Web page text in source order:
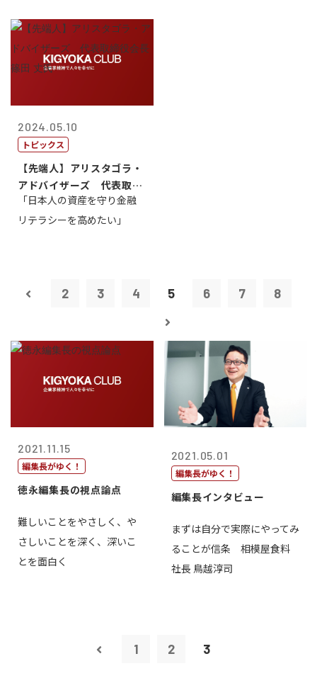
2024.05.10
トピックス
【先端人】アリスタゴラ・
アドバイザーズ 代表取締
役会長 篠田...
「日本人の資産を守り金融
リテラシーを高めたい」
2 3 4 5 6 7 8
2021.11.15
編集長がゆく！
徳永編集長の視点論点
難しいことをやさしく、や
さしいことを深く、深いこ
とを面白く
2021.05.01
編集長がゆく！
編集長インタビュー
まずは自分で実際にやってみ
ることが信条 相模屋食料
社長 鳥越淳司
1 2 3